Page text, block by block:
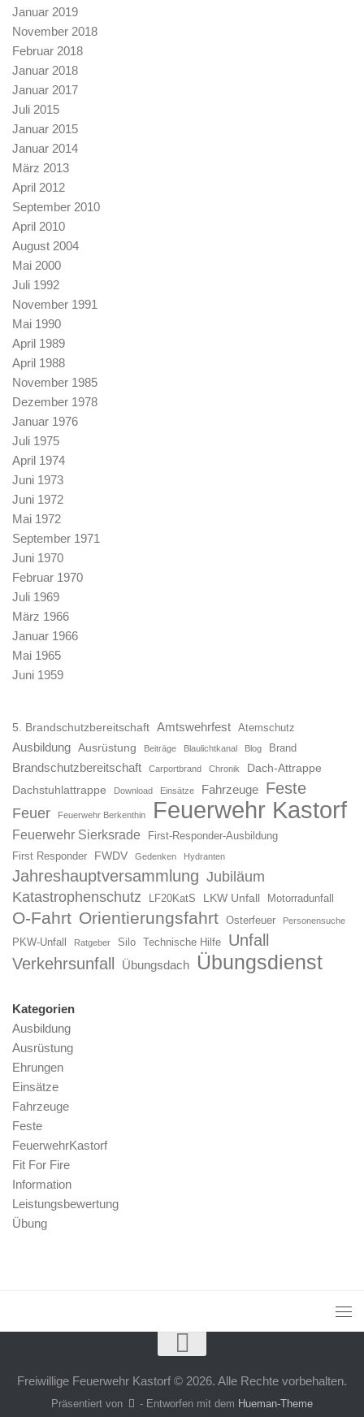
Januar 2019
November 2018
Februar 2018
Januar 2018
Januar 2017
Juli 2015
Januar 2015
Januar 2014
März 2013
April 2012
September 2010
April 2010
August 2004
Mai 2000
Juli 1992
November 1991
Mai 1990
April 1989
April 1988
November 1985
Dezember 1978
Januar 1976
Juli 1975
April 1974
Juni 1973
Juni 1972
Mai 1972
September 1971
Juni 1970
Februar 1970
Juli 1969
März 1966
Januar 1966
Mai 1965
Juni 1959
5. Brandschutzbereitschaft Amtswehrfest Atemschutz
Ausbildung Ausrüstung Beiträge Blaulichtkanal Blog Brand
Brandschutzbereitschaft Carportbrand Chronik
Dach-Attrappe
Dachstuhlattrappe
Download Einsätze Fahrzeuge Feste
Feuer Feuerwehr Berkenthin Feuerwehr Kastorf
Feuerwehr Sierksrade
First-Responder-Ausbildung
First Responder
FWDV Gedenken Hydranten
Jahreshauptversammlung Jubiläum
Katastrophenschutz
LF20KatS LKW Unfall Motorradunfall
O-Fahrt Orientierungsfahrt Osterfeuer Personensuche
PKW-Unfall Ratgeber Silo Technische Hilfe
Unfall
Verkehrsunfall
Übungsdach Übungsdienst
Kategorien
Ausbildung
Ausrüstung
Ehrungen
Einsätze
Fahrzeuge
Feste
FeuerwehrKastorf
Fit For Fire
Information
Leistungsbewertung
Übung
Freiwillige Feuerwehr Kastorf © 2026. Alle Rechte vorbehalten.
Präsentiert von - Entworfen mit dem Hueman-Theme